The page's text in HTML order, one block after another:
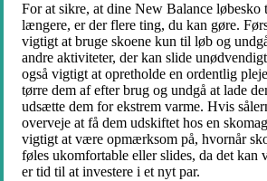
For at sikre, at dine New Balance løbesko
længere, er der flere ting, du kan gøre.
vigtigt at bruge skoene kun til løb og
andre aktiviteter, der kan slide
også vigtigt at opretholde en ordentlig
tørre dem af efter brug og undgå at lade
udsætte dem for ekstrem varme. Hvis
overveje at få dem udskiftet hos en
vigtigt at være opmærksom på, hvornår
føles ukomfortable eller slides, da det kan
er tid til at investere i et nyt par.